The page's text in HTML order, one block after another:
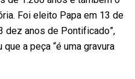
Foi eleito Papa em 13 de
dez anos de Pontificado”,
a peça “é uma gravura